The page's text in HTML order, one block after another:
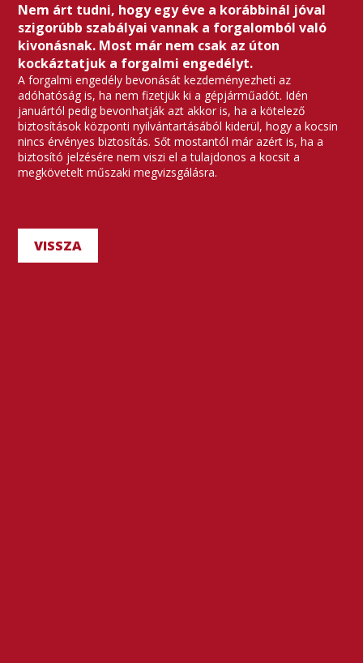
Nem árt tudni, hogy egy éve a korábbinál jóval
szigorúbb szabályai vannak a forgalomból való
kivonásnak. Most már nem csak az úton
kockáztatjuk a forgalmi engedélyt.
A forgalmi engedély bevonását kezdeményezheti az
adóhatóság is, ha nem fizetjük ki a gépjárműadót. Idén
januártól pedig bevonhatják azt akkor is, ha a kötelező
biztosítások központi nyilvántartásából kiderül, hogy a kocsin
nincs érvényes biztosítás. Sőt mostantól már azért is, ha a
biztosító jelzésére nem viszi el a tulajdonos a kocsit a
megkövetelt műszaki megvizsgálásra.
VISSZA